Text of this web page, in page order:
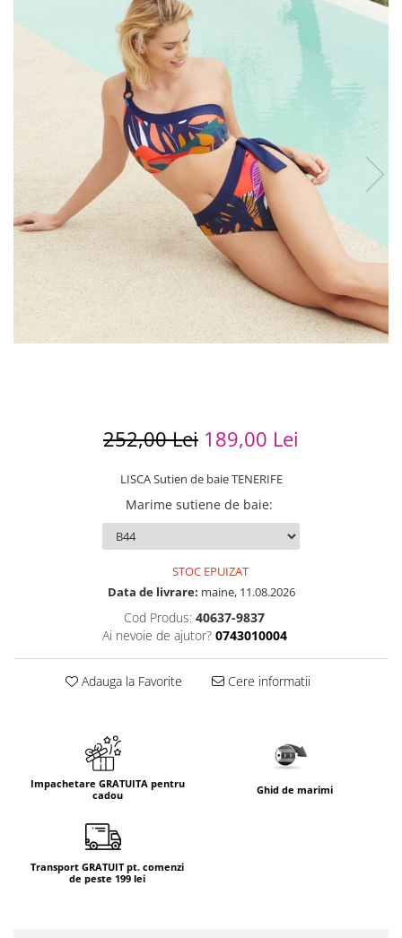
252,00 Lei 189,00 Lei
LISCA Sutien de baie TENERIFE
Marime sutiene de baie:
STOC EPUIZAT
Data de livrare: maine, 11.08.2026
Cod Produs: 40637-9837
Ai nevoie de ajutor? 0743010004
Adauga la Favorite Cere informatii
Impachetare GRATUITA pentru
cadou
Ghid de marimi
Transport GRATUIT pt. comenzi
de peste 199 lei